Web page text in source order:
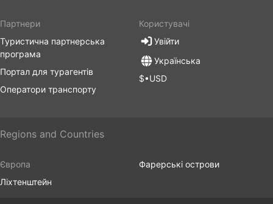
Партнери
Туристична партнерська
програма
Портал для турагентів
Оператори транспорту
Користувачі
Увійти
Українська
$•USD
Regions and Countries
Європа
Ліхтенштейн
Фарерські острови